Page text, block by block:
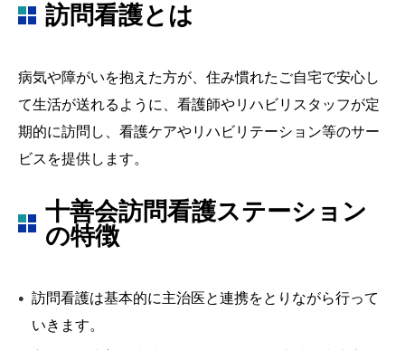
訪問看護とは
病気や障がいを抱えた方が、住み慣れたご自宅で安心し
て生活が送れるように、看護師やリハビリスタッフが定
期的に訪問し、看護ケアやリハビリテーション等のサー
ビスを提供します。
十善会訪問看護ステーション
の特徴
訪問看護は基本的に主治医と連携をとりながら行って
いきます。